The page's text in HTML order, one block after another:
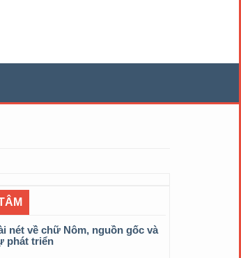
nét về chữ Nôm, nguồn gốc và
phát triển